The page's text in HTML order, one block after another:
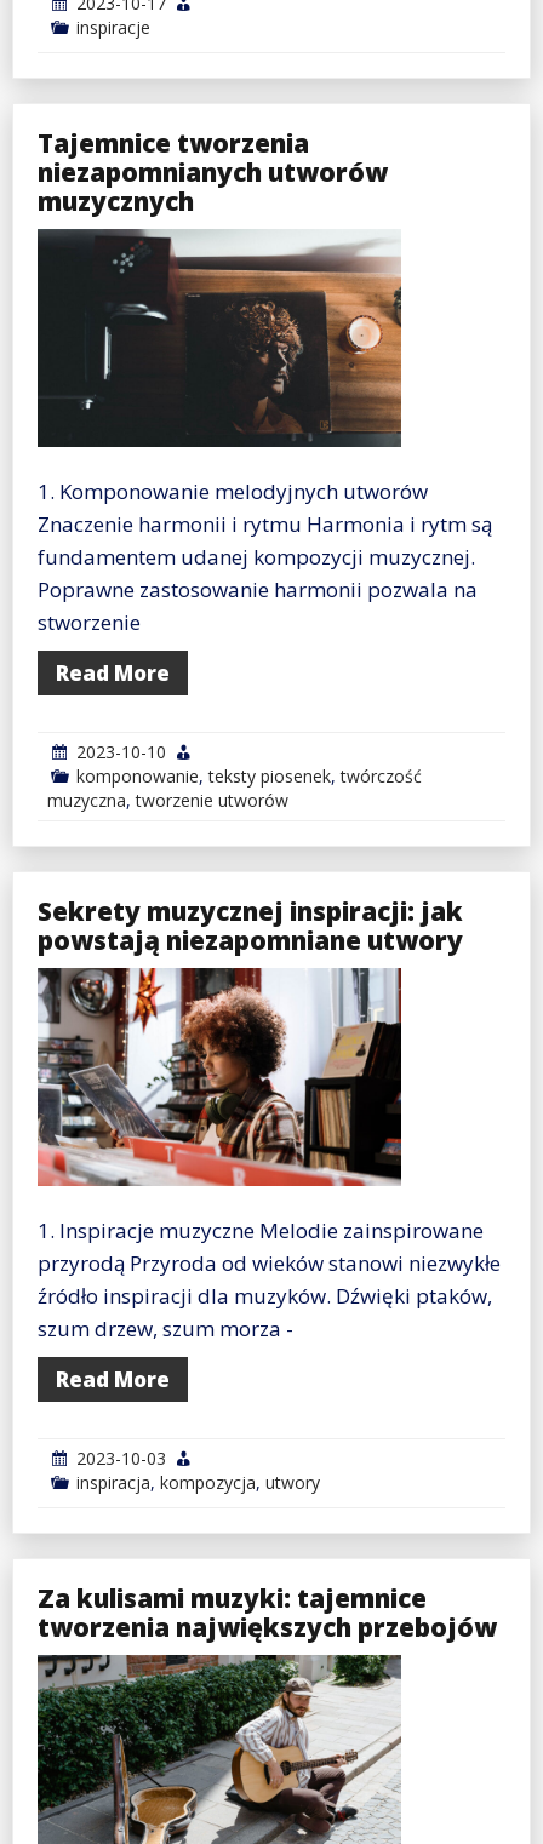
inspiracje
Tajemnice tworzenia
niezapomnianych utworów
muzycznych
1. Komponowanie melodyjnych utworów
Znaczenie harmonii i rytmu Harmonia i rytm są
fundamentem udanej kompozycji muzycznej.
Poprawne zastosowanie harmonii pozwala na
stworzenie
Read More
2023-10-10
komponowanie,teksty piosenek,twórczość
muzyczna,tworzenie utworów
Sekrety muzycznej inspiracji: jak
powstają niezapomniane utwory
1. Inspiracje muzyczne Melodie zainspirowane
przyrodą Przyroda od wieków stanowi niezwykłe
źródło inspiracji dla muzyków. Dźwięki ptaków,
szum drzew, szum morza -
Read More
2023-10-03
inspiracja, kompozycja, utwory
Za kulisami muzyki: tajemnice
tworzenia największych przebojów